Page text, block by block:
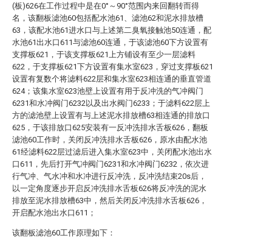
(板)626在工作过程中是在0°～90°范围内来回翻转而得
名，该翻板滤池60包括配水池61、滤池62和泥水排放槽
63，该配水池61进水口与上述第二臭氧接触池50连通，配
水池61出水口611与滤池60连通，于该滤池60下方设置有
支撑板621，于该支撑板621上方铺设有至少一层滤料
622，于支撑板621下方设置有集水室623，穿过支撑板621
设置有复数个将滤料622层和集水室623相连通的垂直管道
624；该集水室623池壁上设置有用于反冲洗的气冲阀门
6231和水冲阀门6232以及出水阀门6233；于滤料622层上
方的滤池壁上设置有与上述泥水排放槽63相连通的排放口
625，于该排放口625安装有一反冲洗排水舌板626，翻板
滤池60工作时，关闭反冲洗排水舌板626，原水由配水池
61经滤料622层过滤后进入集水室623中，关闭配水池出水
口611，先后打开气冲阀门6231和水冲阀门6232，依次进
行气冲、气水冲和水冲进行反冲洗，反冲洗结束20s后，
以一定角度逐步开启反冲洗排水舌板626将反冲洗的泥水
排放至泥水排放槽63中，然后关闭反冲洗排水舌板626，
开启配水池出水口611；
该翻板滤池60工作原理如下：